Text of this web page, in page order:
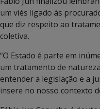
um viés ligado às
que diz respeito ao
coletiva.
“O Estado é parte em
um tratamento de
entender a legislação e a
insere no nosso contexto